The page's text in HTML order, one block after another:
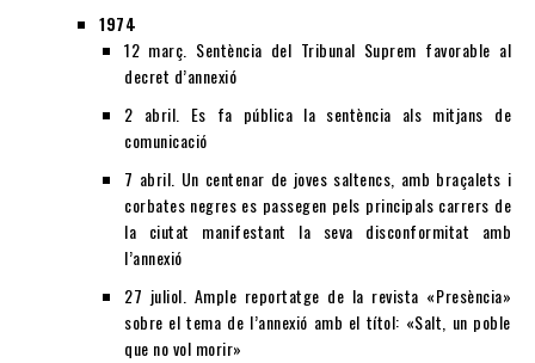
1974
12 març. Sentència del Tribunal Suprem favorable al
decret d’annexió
2 abril. Es fa pública la sentència als mitjans de
comunicació
7 abril. Un centenar de joves saltencs, amb braçalets i
corbates negres es passegen pels principals carrers de
la ciutat manifestant la seva disconformitat amb
l’annexió
27 juliol. Ample reportatge de la revista «Presència»
sobre el tema de l’annexió amb el títol: «Salt, un poble
que no vol morir»